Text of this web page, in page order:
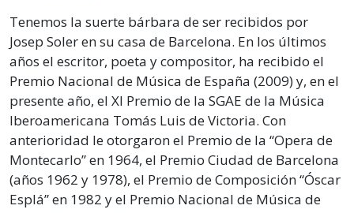
Tenemos la suerte bárbara de ser recibidos por
Josep Soler en su casa de Barcelona. En los últimos
años el escritor, poeta y compositor, ha recibido el
Premio Nacional de Música de España (2009) y, en el
presente año, el XI Premio de la SGAE de la Música
Iberoamericana Tomás Luis de Victoria. Con
anterioridad le otorgaron el Premio de la “Opera de
Montecarlo” en 1964, el Premio Ciudad de Barcelona
(años 1962 y 1978), el Premio de Composición “Óscar
Esplá” en 1982 y el Premio Nacional de Música de